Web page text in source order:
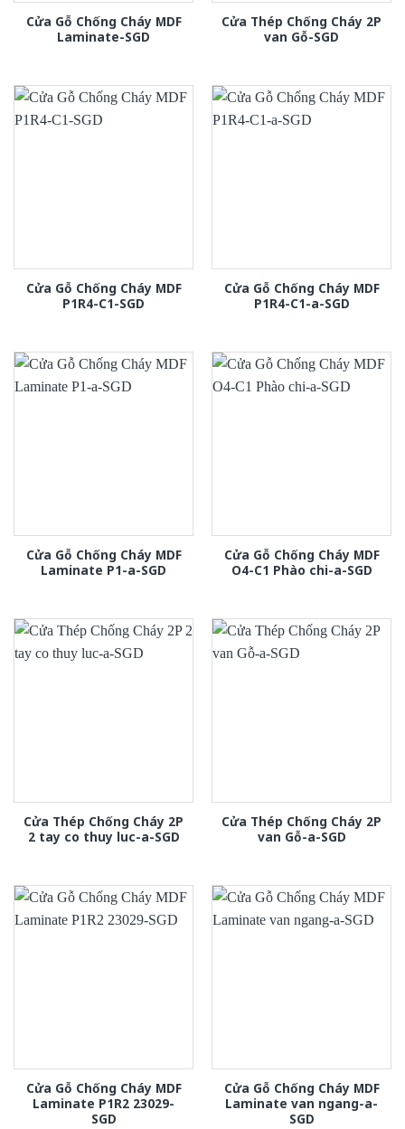
Cửa Gỗ Chống Cháy MDF
Laminate-SGD
Cửa Thép Chống Cháy 2P
van Gỗ-SGD
Cửa Gỗ Chống Cháy MDF
P1R4-C1-SGD
Cửa Gỗ Chống Cháy MDF
P1R4-C1-a-SGD
Cửa Gỗ Chống Cháy MDF
Laminate P1-a-SGD
Cửa Gỗ Chống Cháy MDF
O4-C1 Phào chi-a-SGD
Cửa Thép Chống Cháy 2P
2 tay co thuy luc-a-SGD
Cửa Thép Chống Cháy 2P
van Gỗ-a-SGD
Cửa Gỗ Chống Cháy MDF
Laminate P1R2 23029-
SGD
Cửa Gỗ Chống Cháy MDF
Laminate van ngang-a-
SGD